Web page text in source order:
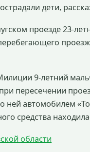
дети,
проезде 23-
9-летний
пересечении
ней автомобилем
средства
области